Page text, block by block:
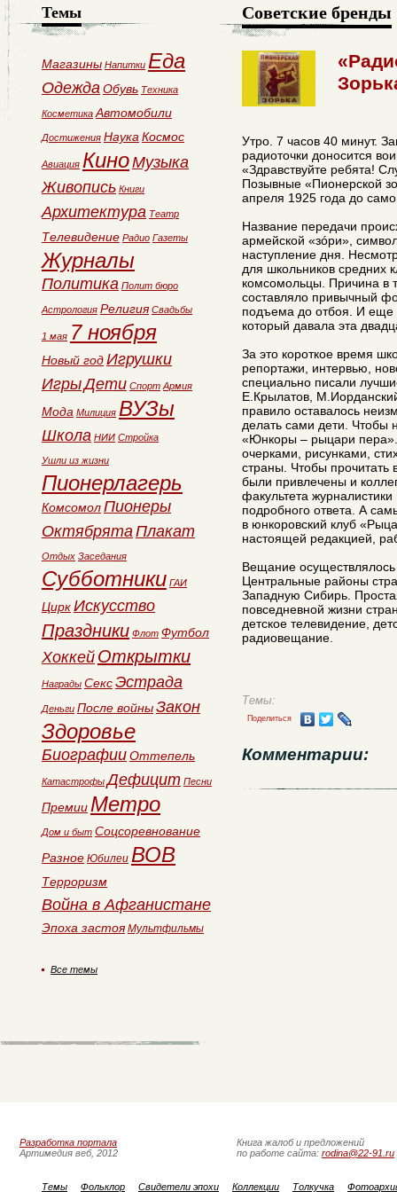
Советские бренды
Утро. 7 часов 40 минут.
радиоточки доносится
«Здравствуйте ребята!
Позывные «Пионерской
апреля 1925 года до
Название передачи
армейской «зóри»,
наступление дня.
для школьников средних
комсомольцы. Причина в
составляло привычный
подъема до отбоя. И еще
который давала эта
За это короткое время
репортажи, интервью,
специально писали
Е.Крылатов,
правило оставалось
делать сами дети. Чтобы
«Юнкоры – рыцари пера».
очерками, рисунками,
страны. Чтобы прочитать
были привлечены и
факультета
подробного ответа. А
в юнкоровский клуб
настоящей редакцией,
Вещание
Центральные районы
Западную Сибирь.
повседневной жизни
детское телевидение,
радиовещание.
Темы:
Поделиться
Комментарии:
Темы
Магазины Напитки Еда
ОдеждаОбувь Техника
Косметика Автомобили
Достижения Наука Космос
Авиация КиноМузыка
Живопись Книги
Архитектура Театр
Телевидение Радио Газеты
Журналы
Политика Полит бюро
Астрология Религия Свадьбы
1 мая 7 ноября
Новый годИгрушки
ИгрыДети Спорт Армия
Мода Милиция ВУЗы
Школа НИИ Стройка
Ушли из жизни
Пионерлагерь
КомсомолПионеры
ОктябрятаПлакат
Отдых Заседания
Субботники ГАИ
ЦиркИскусство
Праздники Флот Футбол
Хоккей Открытки
Награды СексЭстрада
Деньги После войныЗакон
Здоровье
БиографииОттепель
Катастрофы Дефицит Песни
Премии Метро
Дом и быт Соцсоревнование
Разное Юбилеи ВОВ
Терроризм
Война в Афганистане
Эпоха застоя Мультфильмы
Все темы
Разработка портала
Артимедия веб, 2012
Книга жалоб и предложений
по работе сайта: rodina@22-91.ru
Темы Фольклор Свидетели эпохи Коллекции Толкучка